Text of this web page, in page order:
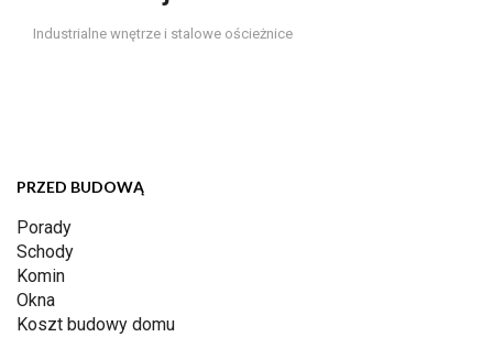
Industrialne wnętrze i stalowe ościeżnice
PRZED BUDOWĄ
Porady
Schody
Komin
Okna
Koszt budowy domu